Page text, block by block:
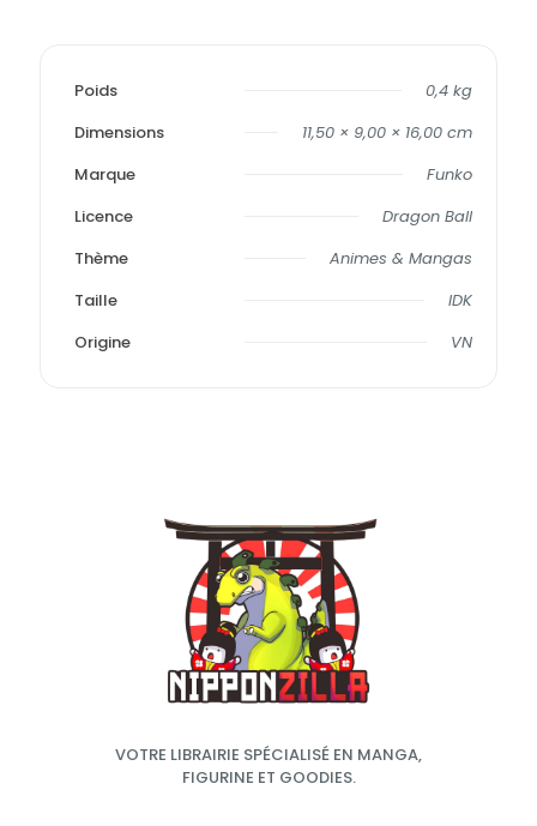
Poids
0,4 kg
Dimensions
11,50 × 9,00 × 16,00 cm
Marque
Funko
Licence
Dragon Ball
Thème
Animes & Mangas
Taille
IDK
Origine
VN
VOTRE LIBRAIRIE SPÉCIALISÉ EN MANGA,
FIGURINE ET GOODIES.